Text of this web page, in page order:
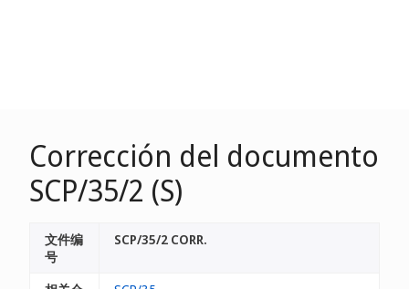
Corrección del documento
SCP/35/2 (S)
文件编
号
SCP/35/2 CORR.